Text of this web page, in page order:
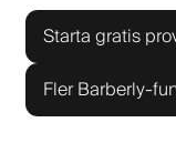
Starta gratis
Fler Barberly-